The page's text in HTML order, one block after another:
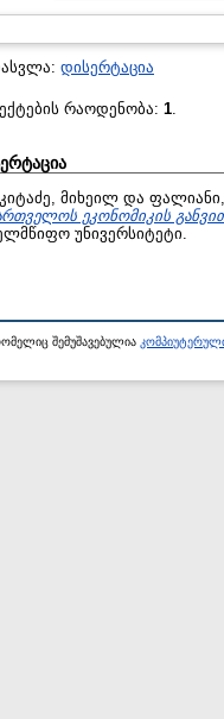
დისერტაცია
რაოდენობა: 1.
მიხეილ და
ეკონომიკის
უნივერსიტეტი.
შემუშავებულია